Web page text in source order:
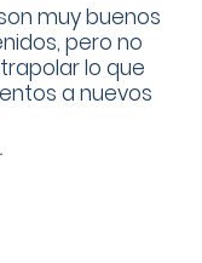
muy buenos
pero no
lo que
a nuevos